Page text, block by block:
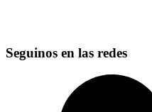
Seguinos en las redes